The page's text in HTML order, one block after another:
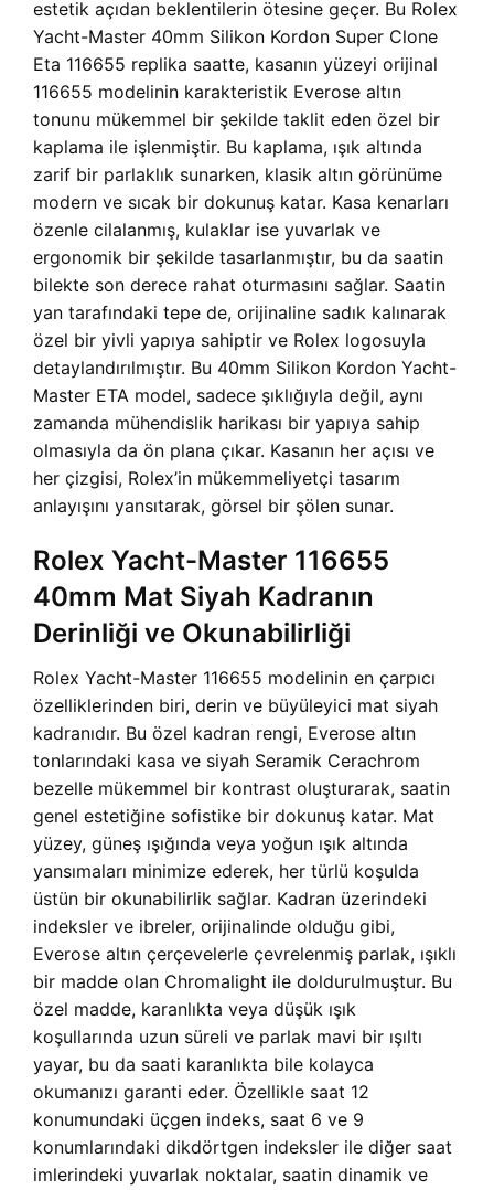
estetik açıdan beklentilerin ötesine geçer. Bu Rolex
Yacht-Master 40mm Silikon Kordon Super Clone
Eta 116655 replika saatte, kasanın yüzeyi orijinal
116655 modelinin karakteristik Everose altın
tonunu mükemmel bir şekilde taklit eden özel bir
kaplama ile işlenmiştir. Bu kaplama, ışık altında
zarif bir parlaklık sunarken, klasik altın görünüme
modern ve sıcak bir dokunuş katar. Kasa kenarları
özenle cilalanmış, kulaklar ise yuvarlak ve
ergonomik bir şekilde tasarlanmıştır, bu da saatin
bilekte son derece rahat oturmasını sağlar. Saatin
yan tarafındaki tepe de, orijinaline sadık kalınarak
özel bir yivli yapıya sahiptir ve Rolex logosuyla
detaylandırılmıştır. Bu 40mm Silikon Kordon Yacht-
Master ETA model, sadece şıklığıyla değil, aynı
zamanda mühendislik harikası bir yapıya sahip
olmasıyla da ön plana çıkar. Kasanın her açısı ve
her çizgisi, Rolex’in mükemmeliyetçi tasarım
anlayışını yansıtarak, görsel bir şölen sunar.
Rolex Yacht-Master 116655
40mm Mat Siyah Kadranın
Derinliği ve Okunabilirliği
Rolex Yacht-Master 116655 modelinin en çarpıcı
özelliklerinden biri, derin ve büyüleyici mat siyah
kadranıdır. Bu özel kadran rengi, Everose altın
tonlarındaki kasa ve siyah Seramik Cerachrom
bezelle mükemmel bir kontrast oluşturarak, saatin
genel estetiğine sofistike bir dokunuş katar. Mat
yüzey, güneş ışığında veya yoğun ışık altında
yansımaları minimize ederek, her türlü koşulda
üstün bir okunabilirlik sağlar. Kadran üzerindeki
indeksler ve ibreler, orijinalinde olduğu gibi,
Everose altın çerçevelerle çevrelenmiş parlak, ışıklı
bir madde olan Chromalight ile doldurulmuştur. Bu
özel madde, karanlıkta veya düşük ışık
koşullarında uzun süreli ve parlak mavi bir ışıltı
yayar, bu da saati karanlıkta bile kolayca
okumanızı garanti eder. Özellikle saat 12
konumundaki üçgen indeks, saat 6 ve 9
konumlarındaki dikdörtgen indeksler ile diğer saat
imlerindeki yuvarlak noktalar, saatin dinamik ve